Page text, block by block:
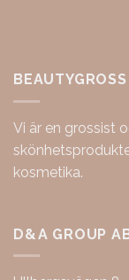
BEAUTYGROSS
Vi är en grossist
kosmetika.
D&A GROUP